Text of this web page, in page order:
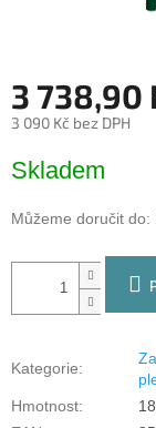
3 738,90
3 090 Kč bez DPH
cena:
Skladem
Můžeme doručit do:
Kategorie:
Hmotnost: